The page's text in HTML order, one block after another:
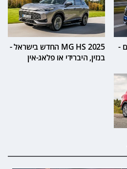
-
2025 MG HS החדש בישראל -
בנזין, היברידי או פלאג-אין